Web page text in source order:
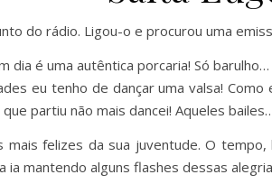
do rádio. Ligou-o e procurou uma
dia é uma autêntica porcaria! Só
eu tenho de dançar uma valsa!
partiu não mais dancei! Aqueles
felizes da sua juventude. O
ia mantendo alguns flashes dessas